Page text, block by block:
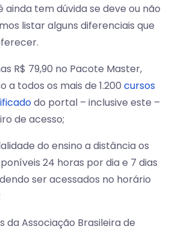
ainda tem dúvida se deve ou não
listar alguns diferenciais que
R$ 79,90 no Pacote Master,
a todos os mais de 1.200 cursos
do portal – inclusive este –
de acesso;
do ensino a distância os
24 horas por dia e 7 dias
ser acessados no horário
da Associação Brasileira de